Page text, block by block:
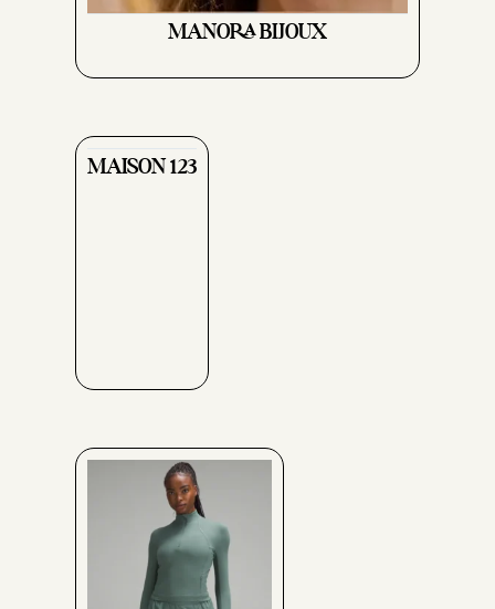
MANORA BIJOUX
MAISON 123